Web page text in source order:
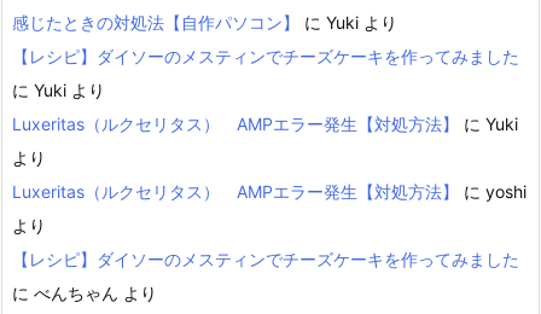
感じたときの対処法【自作パソコン】
に Yuki より
【レシピ】ダイソーのメスティンでチーズケーキを作ってみました
に Yuki より
Luxeritas（ルクセリタス） AMPエラー発生【対処方法】
に Yuki
より
Luxeritas（ルクセリタス） AMPエラー発生【対処方法】
に yoshi
より
【レシピ】ダイソーのメスティンでチーズケーキを作ってみました
に べんちゃん より